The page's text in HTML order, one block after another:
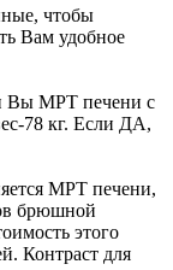
чтобы
Вам удобное
Вы МРТ печени с
78 кг. Если ДА,
МРТ печени,
брюшной
этого
Контраст для